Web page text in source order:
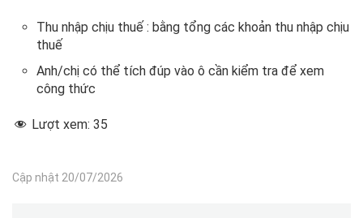
Thu nhập chịu thuế : bằng tổng các khoản thu nhập chịu
thuế
Anh/chị có thể tích đúp vào ô cần kiểm tra để xem
công thức
Lượt xem: 35
Cập nhật 20/07/2026